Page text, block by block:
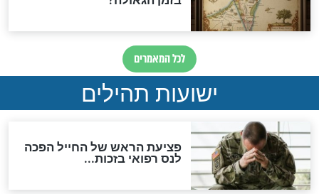
להמתקת הדינים וביטול
גזרות